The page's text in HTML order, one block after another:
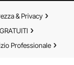
& Privacy
Professionale